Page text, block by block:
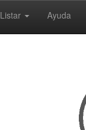
Listar Ayuda